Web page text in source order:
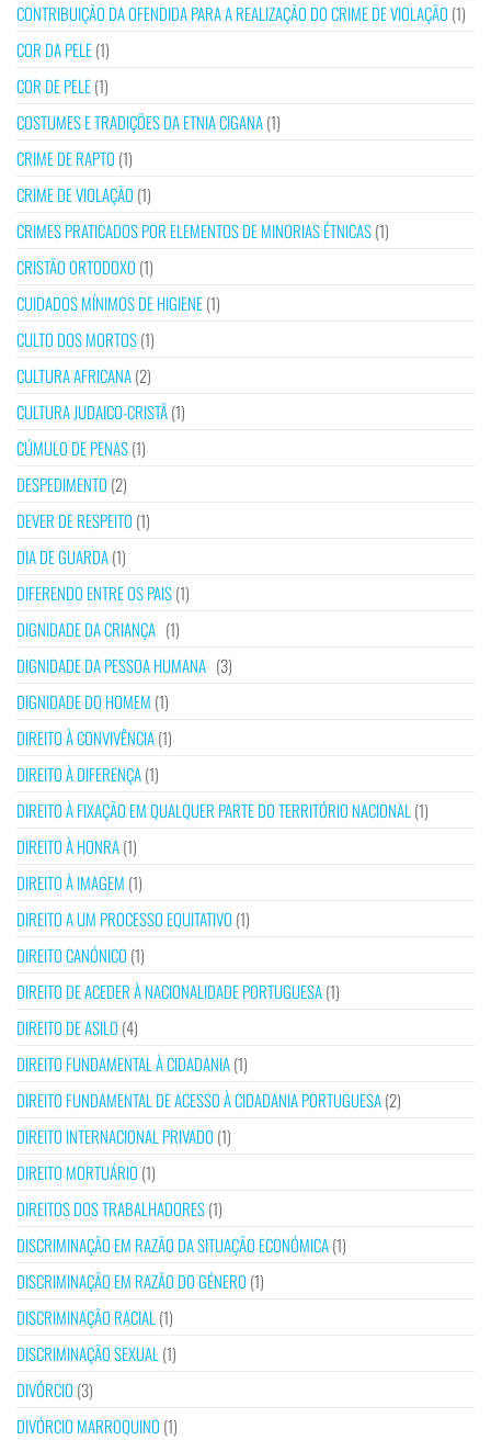
CONTRIBUIÇÃO DA OFENDIDA PARA A REALIZAÇÃO DO CRIME DE VIOLAÇÃO (1)
COR DA PELE(1)
COR DE PELE(1)
COSTUMES E TRADIÇÕES DA ETNIA CIGANA(1)
CRIME DE RAPTO (1)
CRIME DE VIOLAÇÃO (1)
CRIMES PRATICADOS POR ELEMENTOS DE MINORIAS ÉTNICAS(1)
CRISTÃO ORTODOXO (1)
CUIDADOS MÍNIMOS DE HIGIENE(1)
CULTO DOS MORTOS(1)
CULTURA AFRICANA(2)
CULTURA JUDAICO-CRISTÃ(1)
CÚMULO DE PENAS(1)
DESPEDIMENTO (2)
DEVER DE RESPEITO (1)
DIA DE GUARDA(1)
DIFERENDO ENTRE OS PAIS(1)
DIGNIDADE DA CRIANÇA (1)
DIGNIDADE DA PESSOA HUMANA (3)
DIGNIDADE DO HOMEM (1)
DIREITO À CONVIVÊNCIA(1)
DIREITO À DIFERENÇA(1)
DIREITO À FIXAÇÃO EM QUALQUER PARTE DO TERRITÓRIO NACIONAL(1)
DIREITO À HONRA(1)
DIREITO À IMAGEM (1)
DIREITO A UM PROCESSO EQUITATIVO (1)
DIREITO CANÓNICO (1)
DIREITO DE ACEDER À NACIONALIDADE PORTUGUESA(1)
DIREITO DE ASILO (4)
DIREITO FUNDAMENTAL À CIDADANIA(1)
DIREITO FUNDAMENTAL DE ACESSO À CIDADANIA PORTUGUESA(2)
DIREITO INTERNACIONAL PRIVADO (1)
DIREITO MORTUÁRIO (1)
DIREITOS DOS TRABALHADORES(1)
DISCRIMINAÇÃO EM RAZÃO DA SITUAÇÃO ECONÓMICA(1)
DISCRIMINAÇÃO EM RAZÃO DO GÉNERO (1)
DISCRIMINAÇÃO RACIAL(1)
DISCRIMINAÇÃO SEXUAL(1)
DIVÓRCIO (3)
DIVÓRCIO MARROQUINO (1)